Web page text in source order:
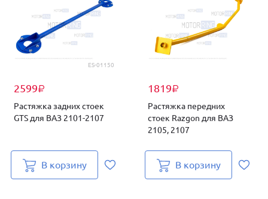
ES-01150
2599₽
Растяжка задних стоек
GTS для ВАЗ 2101-2107
В корзину
1819₽
Растяжка передних
стоек Razgon для ВАЗ
2105, 2107
В корзину